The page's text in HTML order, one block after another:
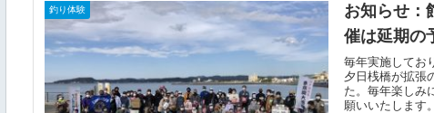
釣り体験
お知らせ：
催は延期の
毎年実施してお
夕日桟橋が拡張
た。毎年楽しみ
願いいたします